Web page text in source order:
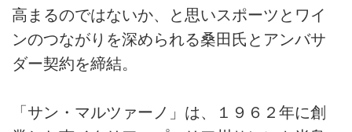
高まるのではないか、と思いスポーツとワイ
ンのつながりを深められる桑田氏とアンバサ
ダー契約を締結。
「サン・マルツァーノ」は、１９６２年に創